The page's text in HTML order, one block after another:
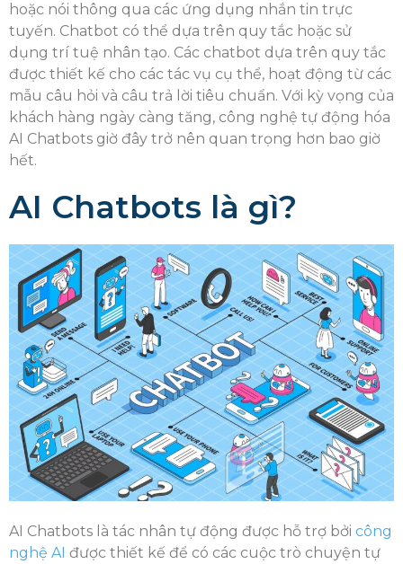
hoặc nói thông qua các ứng dụng nhắn tin trực
tuyến. Chatbot có thể dựa trên quy tắc hoặc sử
dụng trí tuệ nhân tạo. Các chatbot dựa trên quy tắc
được thiết kế cho các tác vụ cụ thể, hoạt động từ các
mẫu câu hỏi và câu trả lời tiêu chuẩn. Với kỳ vọng của
khách hàng ngày càng tăng, công nghệ tự động hóa
AI Chatbots giờ đây trở nên quan trọng hơn bao giờ
hết.
AI Chatbots là gì?
AI Chatbots là tác nhân tự động được hỗ trợ bởi công
nghệ AI được thiết kế để có các cuộc trò chuyện tự